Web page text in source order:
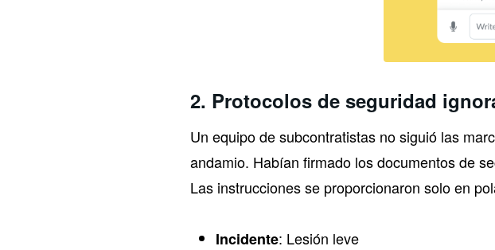
2. Protocolos de seguridad
Un equipo de subcontratistas no siguió las
andamio. Habían firmado los documentos de
Las instrucciones se proporcionaron solo en
Incidente: Lesión leve